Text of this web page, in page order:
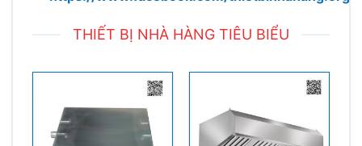
THIẾT BỊ NHÀ HÀNG TIÊU BIỂU